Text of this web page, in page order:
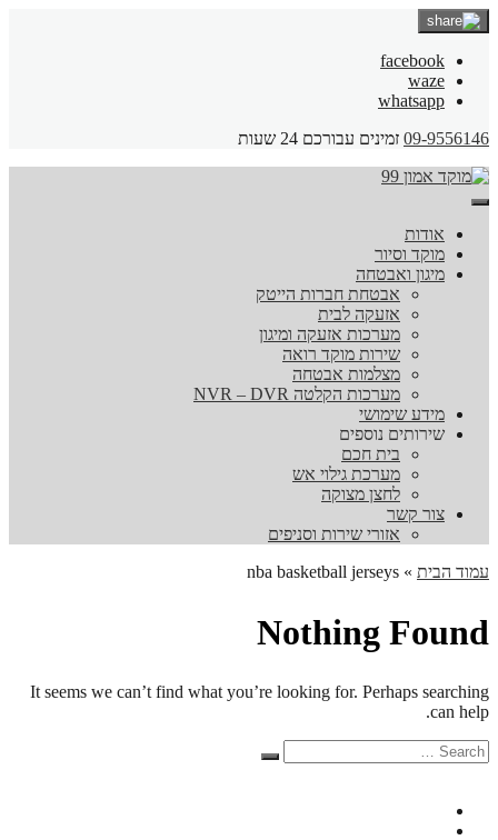
facebook
waze
whatsapp
09-9556146 זמינים עבורכם 24 שעות
אודות
מוקד וסיור
מיגון ואבטחה
אבטחת חברות הייטק
אזעקה לבית
מערכות אזעקה ומיגון
שירות מוקד רואה
מצלמות אבטחה
מערכות הקלטה NVR – DVR
מידע שימושי
שירותים נוספים
בית חכם
מערכת גילוי אש
לחצן מצוקה
צור קשר
אזורי שירות וסניפים
עמוד הבית »
nba basketball jerseys
Nothing Found
It seems we can’t find what you’re looking for. Perhaps searching
can help.
Search
for:
Search